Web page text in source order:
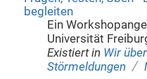
begleiten
Ein
Universität
Existiert in Wir
Störmeldungen /